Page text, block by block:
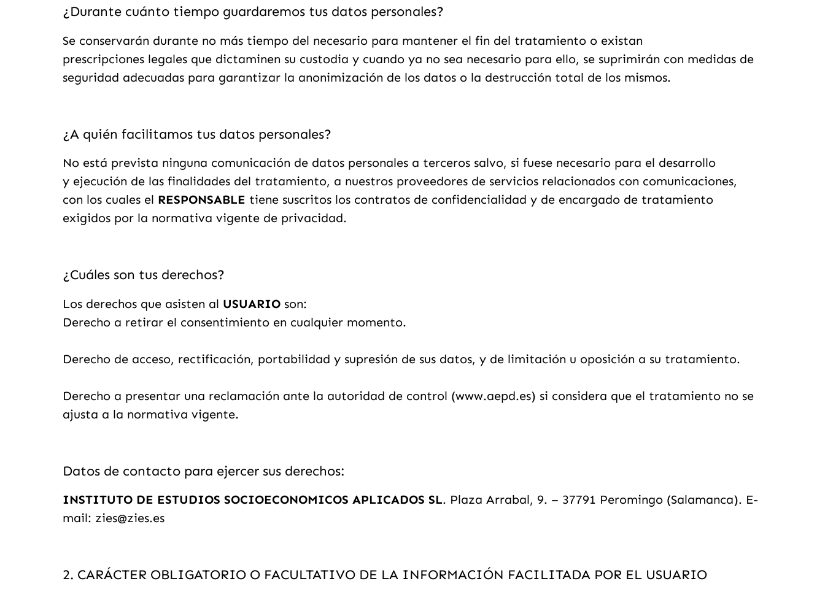
¿Durante cuánto tiempo guardaremos tus datos personales?
Se conservarán durante no más tiempo del necesario para mantener el fin del tratamiento o existan
prescripciones legales que dictaminen su custodia y cuando ya no sea necesario para ello, se suprimirán con medidas de
seguridad adecuadas para garantizar la anonimización de los datos o la destrucción total de los mismos.
¿A quién facilitamos tus datos personales?
No está prevista ninguna comunicación de datos personales a terceros salvo, si fuese necesario para el desarrollo
y ejecución de las finalidades del tratamiento, a nuestros proveedores de servicios relacionados con comunicaciones,
con los cuales el RESPONSABLE tiene suscritos los contratos de confidencialidad y de encargado de tratamiento
exigidos por la normativa vigente de privacidad.
¿Cuáles son tus derechos?
Los derechos que asisten al USUARIO son:
Derecho a retirar el consentimiento en cualquier momento.
Derecho de acceso, rectificación, portabilidad y supresión de sus datos, y de limitación u oposición a su tratamiento.
Derecho a presentar una reclamación ante la autoridad de control (www.aepd.es) si considera que el tratamiento no se
ajusta a la normativa vigente.
Datos de contacto para ejercer sus derechos:
INSTITUTO DE ESTUDIOS SOCIOECONOMICOS APLICADOS SL. Plaza Arrabal, 9. – 37791 Peromingo (Salamanca). E-
mail: zies@zies.es
2. CARÁCTER OBLIGATORIO O FACULTATIVO DE LA INFORMACIÓN FACILITADA POR EL USUARIO